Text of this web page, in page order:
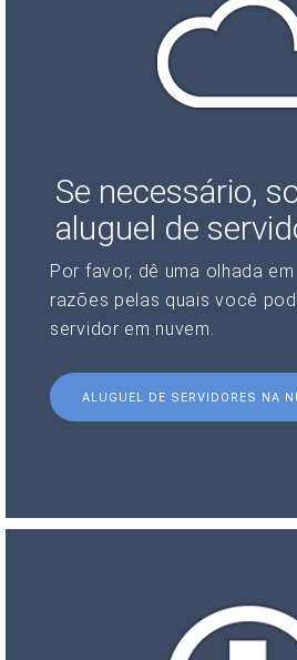
Se necessário,
aluguel de
Por favor, dê uma olhada
razões pelas quais você
servidor em nuvem.
ALUGUEL DE SERVIDORES NA